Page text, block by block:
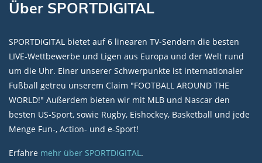
Über SPORTDIGITAL
SPORTDIGITAL bietet auf 6 linearen TV-Sendern die besten
LIVE-Wettbewerbe und Ligen aus Europa und der Welt rund
um die Uhr. Einer unserer Schwerpunkte ist internationaler
Fußball getreu unserem Claim "FOOTBALL AROUND THE
WORLD!" Außerdem bieten wir mit MLB und Nascar den
besten US-Sport, sowie Rugby, Eishockey, Basketball und jede
Menge Fun-, Action- und e-Sport!
Erfahre mehr über SPORTDIGITAL.